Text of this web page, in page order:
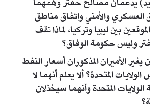
يدعمان مصالح حفتر وهمهما
العسكري والأمني واتفاق مناطق
بين ليبيا وتركيا، لماذا تقف
وليس حكومة الوفاق؟
الأميران المذكوران أسعار النفط
المتحدة؟ ألا يعلم أنهما لا
المتحدة وأنهما سيخذلان